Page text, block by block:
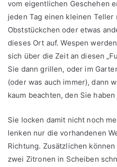
vom eigentlichen Geschehen
jeden Tag einen kleinen Teller
Obststückchen oder etwas
dieses Ort auf. Wespen
sich über die Zeit an diesen
Sie dann grillen, oder im
(oder was auch immer), dann
kaum beachten, den Sie
Sie locken damit nicht noch
lenken nur die vorhandenen
Richtung. Zusätzlichen
zwei Zitronen in Scheiben